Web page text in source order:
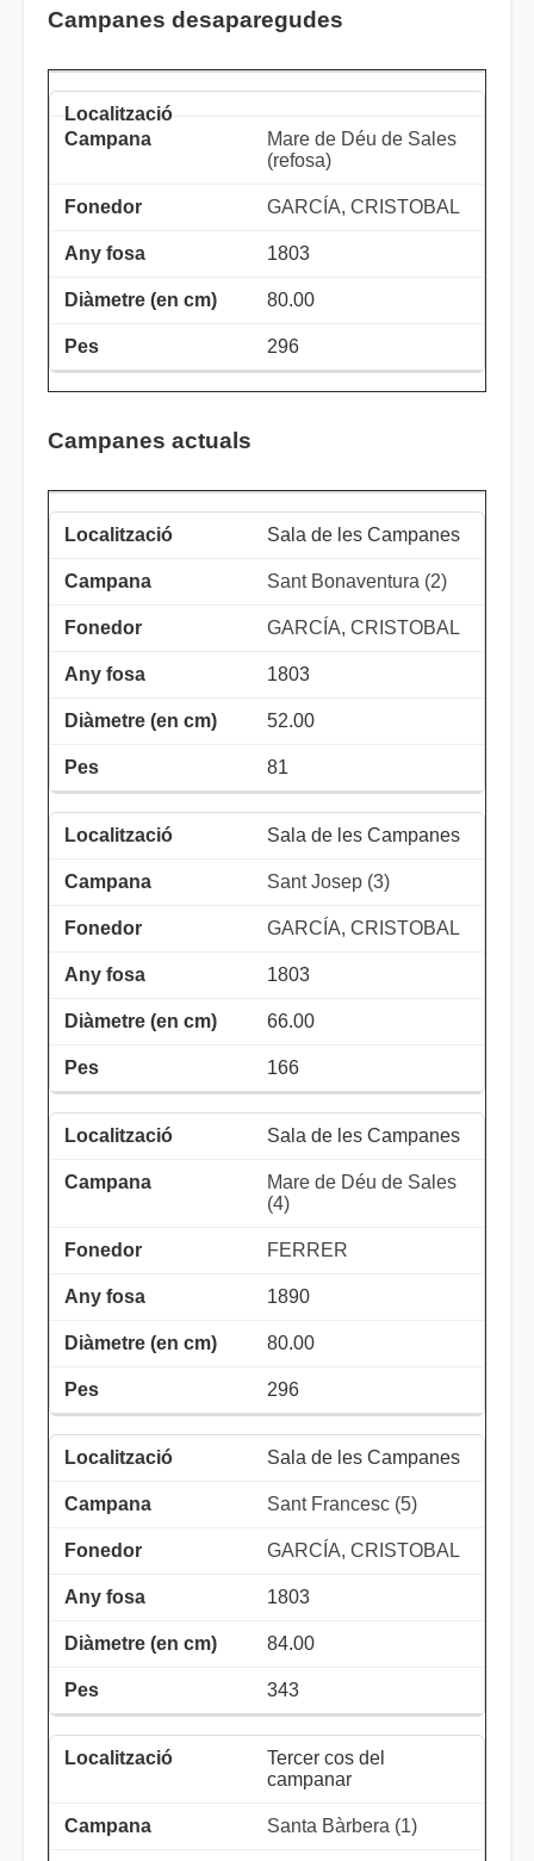
Campanes desaparegudes
Mare de Déu de Sales
(refosa)
GARCÍA, CRISTOBAL
1803
80.00
296
Campanes actuals
Sala de les Campanes
Sant Bonaventura (2)
GARCÍA, CRISTOBAL
1803
52.00
81
Sala de les Campanes
Sant Josep (3)
GARCÍA, CRISTOBAL
1803
66.00
166
Sala de les Campanes
Mare de Déu de Sales
(4)
FERRER
1890
80.00
296
Sala de les Campanes
Sant Francesc (5)
GARCÍA, CRISTOBAL
1803
84.00
343
Tercer cos del
campanar
Santa Bàrbera (1)